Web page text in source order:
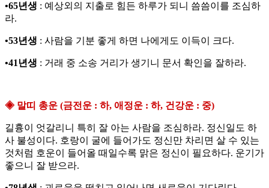
•65년생 : 예상외의 지출로 힘든 하루가 되니 씀씀이를 조심하
라.
•53년생 : 사람을 기분 좋게 하면 나에게도 이득이 크다.
•41년생 : 거래 중 소송 거리가 생기니 문서 확인을 잘하라.
◈ 말띠 총운 (금전운 : 하, 애정운 : 하, 건강운 : 중)
길흉이 엇갈리니 특히 잘 아는 사람을 조심하라. 정신일도 하
사 불성이다. 호랑이 굴에 들어가도 정신만 차리면 살 수 있는
것처럼 호운이 들어올 때일수록 맑은 정신이 필요하다. 운기가
좋으니 잘 받으라.